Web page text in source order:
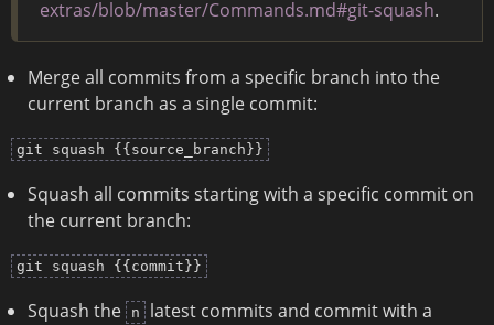
extras/blob/master/Commands.md#git-squash.
Merge all commits from a specific branch into the
current branch as a single commit:
git squash {{source_branch}}
Squash all commits starting with a specific commit on
the current branch:
git squash {{commit}}
Squash the n
latest commits and commit with a